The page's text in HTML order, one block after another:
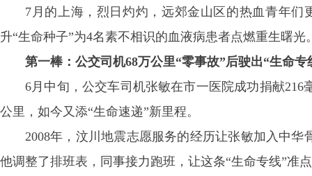
7月的上海，烈日灼灼，远郊金山区的热血青年们
升“生命种子”为4名素不相识的血液病患者点燃重生曙光
第一棒：公交司机68万公里“零事故”后驶出“生命专
6月中旬，公交车司机张敏在市一医院成功捐献
公里，如今又添“生命速递”新里程。
2008年，汶川地震志愿服务的经历让张敏加入中
他调整了排班表，同事接力跑班，让这条“生命专线”准